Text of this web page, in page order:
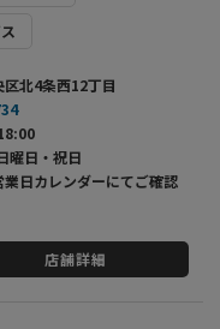
北4条西12丁目
曜日・祝日
日カレンダーにてご確認
店舗詳細